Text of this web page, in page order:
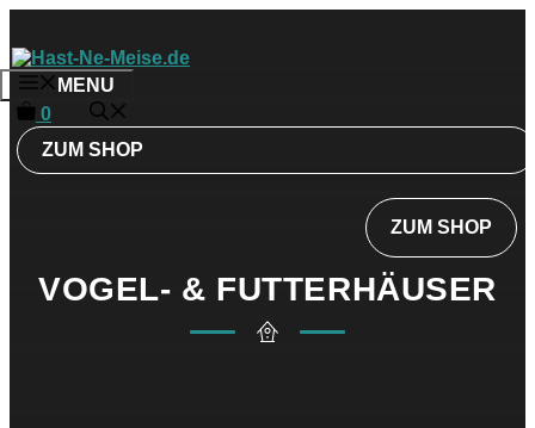
Inhalt
springen
MENU
0
ZUM SHOP
ZUM SHOP
VOGEL- & FUTTERHÄUSER